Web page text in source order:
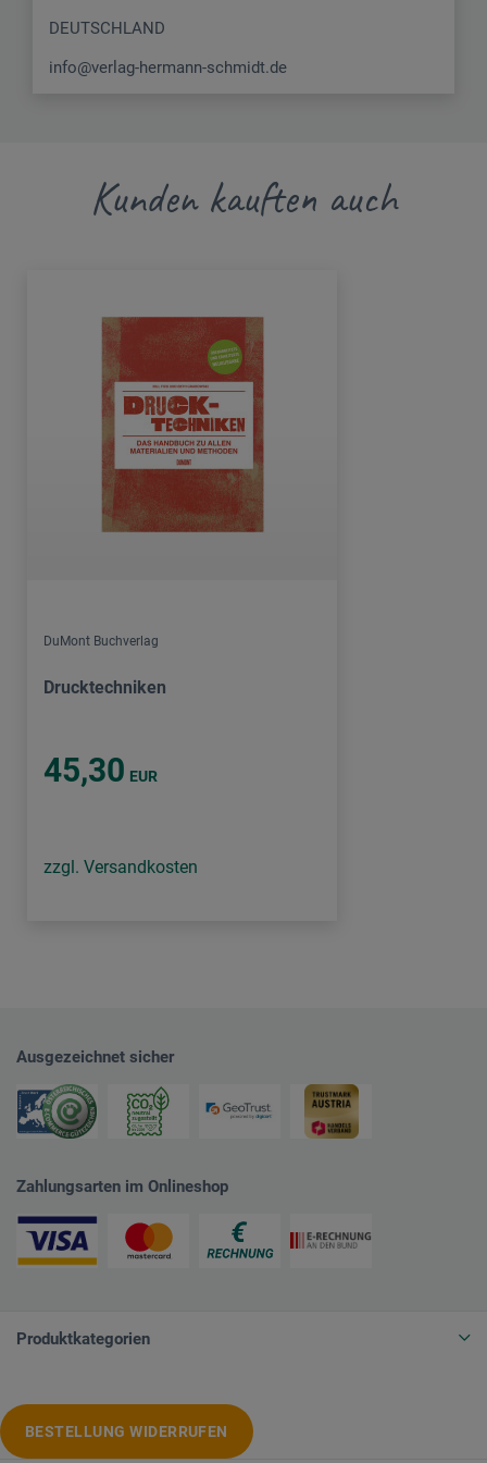
DEUTSCHLAND
info@verlag-hermann-schmidt.de
Kunden kauften auch
DuMont Buchverlag
Drucktechniken
45,30 EUR
zzgl. Versandkosten
Ausgezeichnet sicher
Zahlungsarten im Onlineshop
Produktkategorien
BESTELLUNG WIDERRUFEN